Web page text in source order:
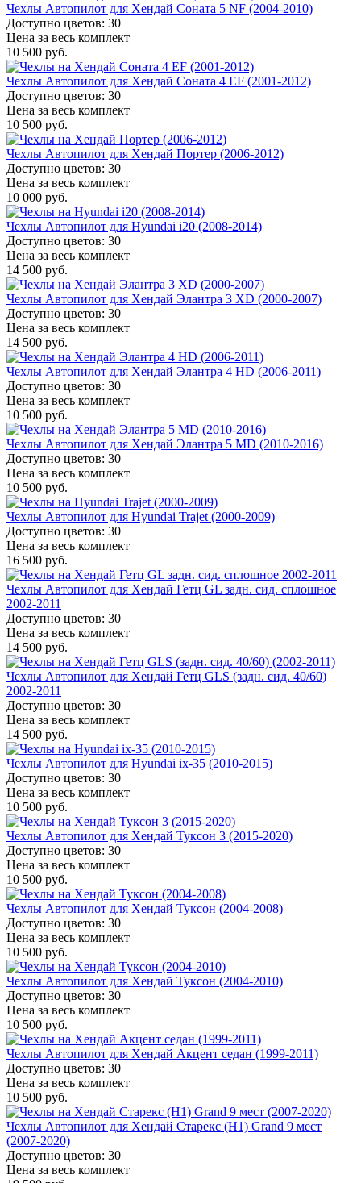
Чехлы Автопилот для Хендай Соната 5 NF (2004-2010)
Доступно цветов: 30
Цена за весь комплект
10 500 руб.
Чехлы Автопилот для Хендай Соната 4 EF (2001-2012)
Доступно цветов: 30
Цена за весь комплект
10 500 руб.
Чехлы Автопилот для Хендай Портер (2006-2012)
Доступно цветов: 30
Цена за весь комплект
10 000 руб.
Чехлы Автопилот для Hyundai i20 (2008-2014)
Доступно цветов: 30
Цена за весь комплект
14 500 руб.
Чехлы Автопилот для Хендай Элантра 3 XD (2000-2007)
Доступно цветов: 30
Цена за весь комплект
14 500 руб.
Чехлы Автопилот для Хендай Элантра 4 HD (2006-2011)
Доступно цветов: 30
Цена за весь комплект
10 500 руб.
Чехлы Автопилот для Хендай Элантра 5 MD (2010-2016)
Доступно цветов: 30
Цена за весь комплект
10 500 руб.
Чехлы Автопилот для Hyundai Trajet (2000-2009)
Доступно цветов: 30
Цена за весь комплект
16 500 руб.
Чехлы Автопилот для Хендай Гетц GL задн. сид. сплошное
2002-2011
Доступно цветов: 30
Цена за весь комплект
14 500 руб.
Чехлы Автопилот для Хендай Гетц GLS (задн. сид. 40/60)
2002-2011
Доступно цветов: 30
Цена за весь комплект
14 500 руб.
Чехлы Автопилот для Hyundai ix-35 (2010-2015)
Доступно цветов: 30
Цена за весь комплект
10 500 руб.
Чехлы Автопилот для Хендай Туксон 3 (2015-2020)
Доступно цветов: 30
Цена за весь комплект
10 500 руб.
Чехлы Автопилот для Хендай Туксон (2004-2008)
Доступно цветов: 30
Цена за весь комплект
10 500 руб.
Чехлы Автопилот для Хендай Туксон (2004-2010)
Доступно цветов: 30
Цена за весь комплект
10 500 руб.
Чехлы Автопилот для Хендай Акцент седан (1999-2011)
Доступно цветов: 30
Цена за весь комплект
10 500 руб.
Чехлы Автопилот для Хендай Старекс (H1) Grand 9 мест
(2007-2020)
Доступно цветов: 30
Цена за весь комплект